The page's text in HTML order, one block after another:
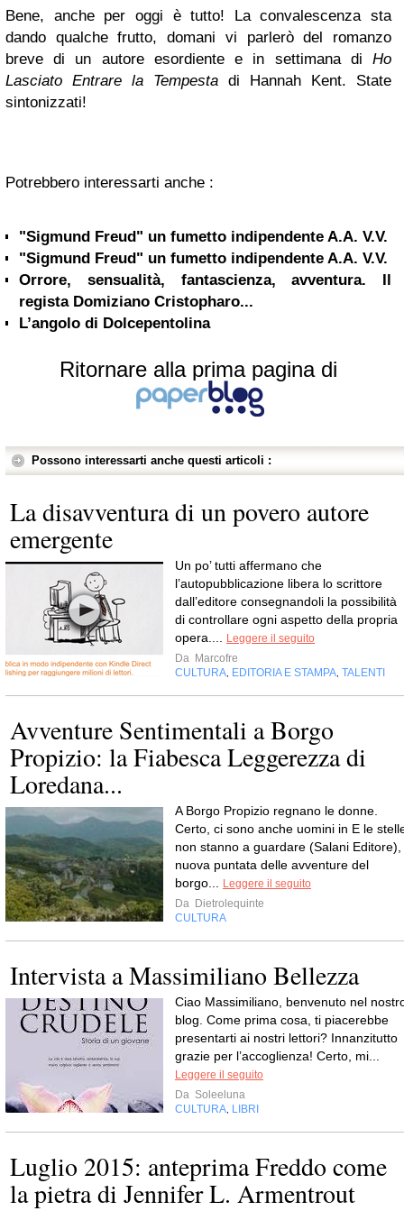
Bene, anche per oggi è tutto! La convalescenza sta
dando qualche frutto, domani vi parlerò del romanzo
breve di un autore esordiente e in settimana di Ho
Lasciato Entrare la Tempesta di Hannah Kent. State
sintonizzati!
Potrebbero interessarti anche :
"Sigmund Freud" un fumetto indipendente A.A. V.V.
"Sigmund Freud" un fumetto indipendente A.A. V.V.
Orrore, sensualità, fantascienza, avventura. Il
regista Domiziano Cristopharo...
L’angolo di Dolcepentolina
Ritornare alla prima pagina di
Possono interessarti anche questi articoli :
La disavventura di un povero autore
emergente
Un po’ tutti affermano che
l’autopubblicazione libera lo scrittore
dall’editore consegnandoli la possibilità
di controllare ogni aspetto della propria
opera....
Leggere il seguito
Da Marcofre
CULTURA EDITORIA E STAMPA TALENTI
Avventure Sentimentali a Borgo
Propizio: la Fiabesca Leggerezza di
Loredana...
A Borgo Propizio regnano le donne.
Certo, ci sono anche uomini in E le
non stanno a guardare (Salani Editore),
nuova puntata delle avventure del
borgo...
Leggere il seguito
Da Dietrolequinte
CULTURA
Intervista a Massimiliano Bellezza
Ciao Massimiliano, benvenuto nel
blog. Come prima cosa, ti piacerebbe
presentarti ai nostri lettori? Innanzitutto
grazie per l’accoglienza! Certo, mi...
Leggere il seguito
Da Soleeluna
CULTURA LIBRI
Luglio 2015: anteprima Freddo come
la pietra di Jennifer L. Armentrout